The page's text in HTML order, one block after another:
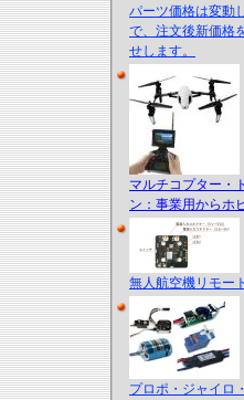
パーツ価格は変動
で、注文後新価格
せします。
マルチコプター・
ン：事業用からホ
無人航空機リモー
プロポ・ジャイロ